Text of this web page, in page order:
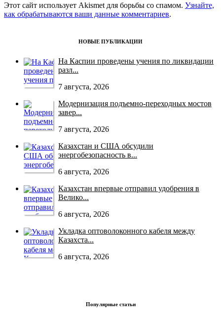
Этот сайт использует Akismet для борьбы со спамом. Узнайте,
как обрабатываются ваши данные комментариев.
НОВЫЕ ПУБЛИКАЦИИ
На Каспии проведены учения по ликвидации
разл...
7 августа, 2026
Модернизация подъемно-переходных мостов
завер...
7 августа, 2026
Казахстан и США обсудили
энергобезопасность в...
6 августа, 2026
Казахстан впервые отправил удобрения в
Велико...
6 августа, 2026
Укладка оптоволоконного кабеля между
Казахста...
6 августа, 2026
Популярные статьи